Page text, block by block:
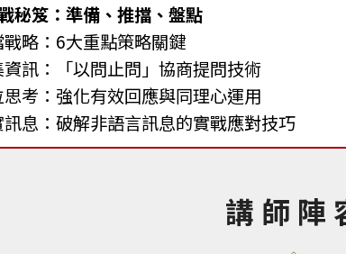
秘笈：準備、推擋、盤點
略：6大重點策略關鍵
資訊：「以問止問」協商提問技術
考：強化有效回應與同理心運用
訊息：破解非語言訊息的實戰應對技巧
講 師 陣